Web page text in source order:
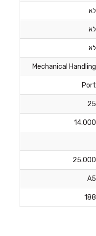
לא
לא
לא
Mechanical Handling
Port
25
14.000
25.000
A5
188